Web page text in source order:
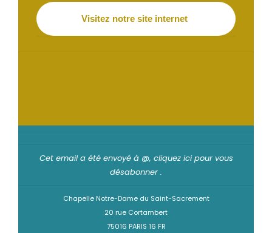
Visitez notre site internet
Cet email a été envoyé à @, cliquez ici pour vous
désabonner .
Chapelle Notre-Dame du Saint-Sacrement
20 rue Cortambert
75016 PARIS 16 FR